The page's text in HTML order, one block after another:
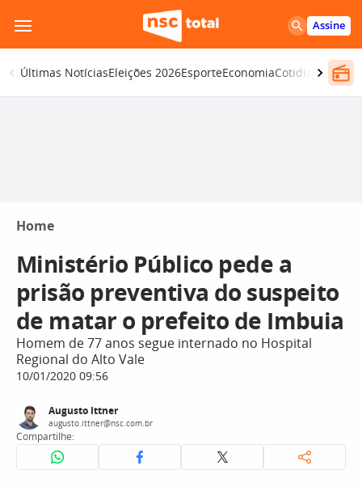
para
o
conteúdo
Assine
Últimas NotíciasEleições 2026EsporteEconomiaCotidiano
Home
Ministério Público pede a
prisão preventiva do suspeito
de matar o prefeito de Imbuia
Homem de 77 anos segue internado no Hospital
Regional do Alto Vale
10/01/2020 09:56
Augusto Ittner
augusto.ittner@nsc.com.br
Compartilhe: